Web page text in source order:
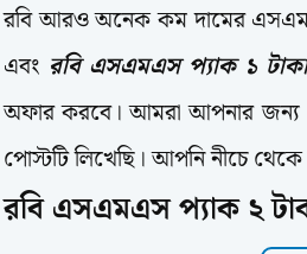
রবি আরও অনেক কম দামের
এবং রবি এসএমএস প্যাক ১ টাকা
অফার করবে। আমরা আপনার জন্য
পোস্টটি লিখেছি। আপনি নীচে
রবি এসএমএস প্যাক ২